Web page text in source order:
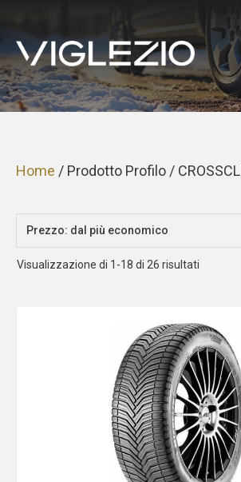
contenuto
Home / Prodotto Profilo /
Visualizzazione di 1-18 di 26 risultati